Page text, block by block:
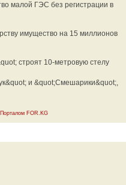
малой ГЭС без регистрации в
имущество на 15 миллионов
строят 10-метровую стелу
и &quot;Смешарики&quot;,
FOR.KG